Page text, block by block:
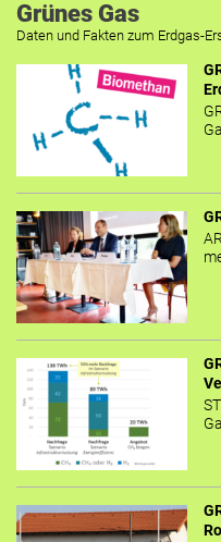
Grünes Gas
Daten und Fakten zum Erdgas-